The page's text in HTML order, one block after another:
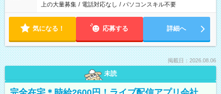
上の大量募集 / 電話対応なし / パソコンスキル不要
気になる！ 応募する 詳細へ
掲載日：2026.08.06
未読